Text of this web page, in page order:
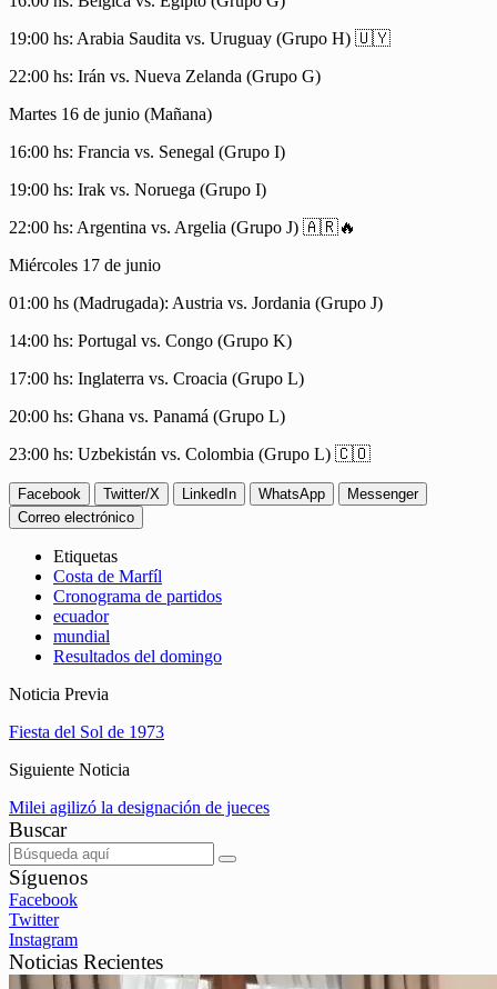
19:00 hs: Arabia Saudita vs. Uruguay (Grupo H) 🇺🇾
22:00 hs: Irán vs. Nueva Zelanda (Grupo G)
Martes 16 de junio (Mañana)
16:00 hs: Francia vs. Senegal (Grupo I)
19:00 hs: Irak vs. Noruega (Grupo I)
22:00 hs: Argentina vs. Argelia (Grupo J) 🇦🇷🔥
Miércoles 17 de junio
01:00 hs (Madrugada): Austria vs. Jordania (Grupo J)
14:00 hs: Portugal vs. Congo (Grupo K)
17:00 hs: Inglaterra vs. Croacia (Grupo L)
20:00 hs: Ghana vs. Panamá (Grupo L)
23:00 hs: Uzbekistán vs. Colombia (Grupo L) 🇨🇴
Facebook Twitter/X LinkedIn WhatsApp
Messenger
Correo electrónico
Etiquetas
Costa de Marfíl
Cronograma de partidos
ecuador
mundial
Resultados del domingo
Noticia Previa
Fiesta del Sol de 1973
Siguiente Noticia
Milei agilizó la designación de jueces
Buscar
Síguenos
Facebook
Twitter
Instagram
Noticias Recientes